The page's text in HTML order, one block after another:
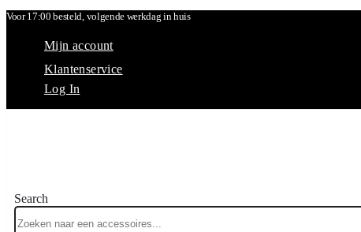
Voor 17:00 besteld, volgende werkdag in huis
Mijn account
Klantenservice
Log In